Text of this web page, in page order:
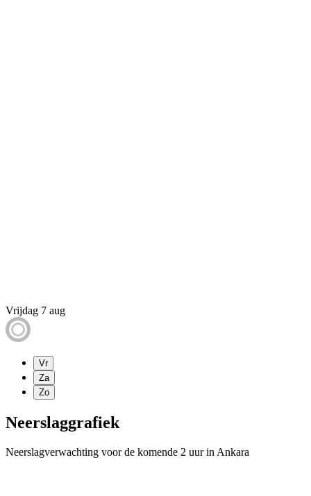
Vrijdag 7 aug
Vr
Za
Zo
Neerslaggrafiek
Neerslagverwachting voor de komende 2 uur in Ankara